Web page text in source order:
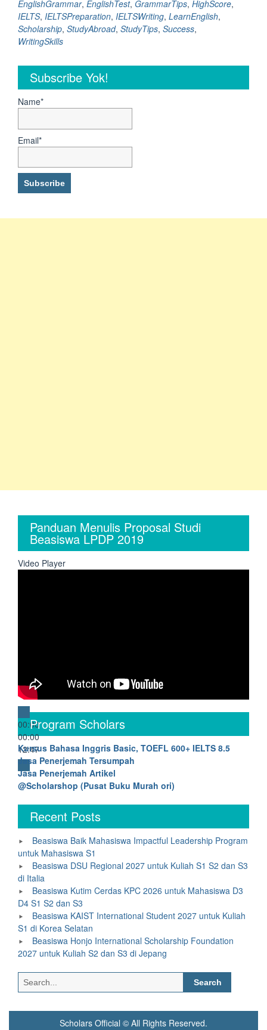
Dapat
EnglishGrammar, EnglishTest, GrammarTips, HighScore,
IELTS, IELTSPreparation, IELTSWriting, LearnEnglish,
Scholarship, StudyAbroad, StudyTips, Success,
WritingSkills
Subscribe Yok!
Name*
Email*
Panduan Menulis Proposal Studi
Beasiswa LPDP 2019
Video Player
00:00
00:00
12:47
Program Scholars
Kursus Bahasa Inggris Basic, TOEFL 600+ IELTS 8.5
Jasa Penerjemah Tersumpah
Jasa Penerjemah Artikel
@Scholarshop (Pusat Buku Murah ori)
Recent Posts
Beasiswa Baik Mahasiswa Impactful Leadership Program
untuk Mahasiswa S1
Beasiswa DSU Regional 2027 untuk Kuliah S1 S2 dan S3
di Italia
Beasiswa Kutim Cerdas KPC 2026 untuk Mahasiswa D3
D4 S1 S2 dan S3
Beasiswa KAIST International Student 2027 untuk Kuliah
S1 di Korea Selatan
Beasiswa Honjo International Scholarship Foundation
2027 untuk Kuliah S2 dan S3 di Jepang
Search
for:
Scholars Official © All Rights Reserved.